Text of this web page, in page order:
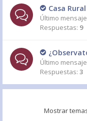
Casa
Último
Respuestas: 9
Último
Respuestas: 3
Mostrar